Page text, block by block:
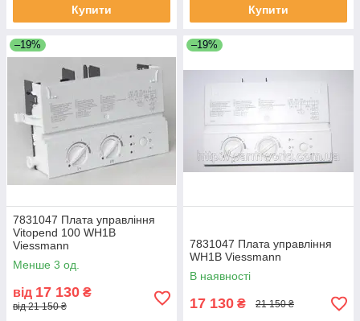
Купити Купити
–19%
7831047 Плата управління
Vitopend 100 WH1B
Viessmann
Менше 3 од.
від 17 130 ₴
від 21 150 ₴
–19%
7831047 Плата управління
WH1B Viessmann
В наявності
17 130 ₴ 21 150 ₴